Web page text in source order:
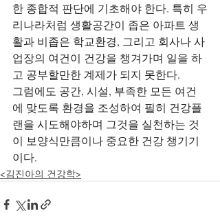
한 종합적 판단에 기초해야 한다. 특히 우
리나라처럼 생활공간이 좁은 아파트 생
활과 비좁은 학교환경, 그리고 회사나 사
업장의 여건이 건강을 챙겨가며 일을 하
고 공부할만한 계제가 되지 못한다.
그럼에도 공간, 시설, 부족한 모든 여건
에 맞도록 환경을 조성하여 필히 건강플
랜을 시도해야하며 그것을 실천하는 것
이 보양식만큼이나 중요한 건강 챙기기
이다.
<김진아의 건강학>